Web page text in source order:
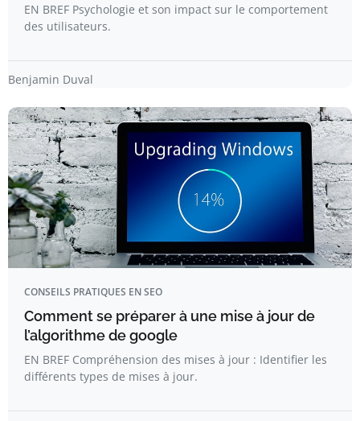
EN BREF Psychologie et son impact sur le comportement
des utilisateurs.
Benjamin Duval
CONSEILS PRATIQUES EN SEO
Comment se préparer à une mise à jour de
l’algorithme de google
EN BREF Compréhension des mises à jour : Identifier les
différents types de mises à jour.